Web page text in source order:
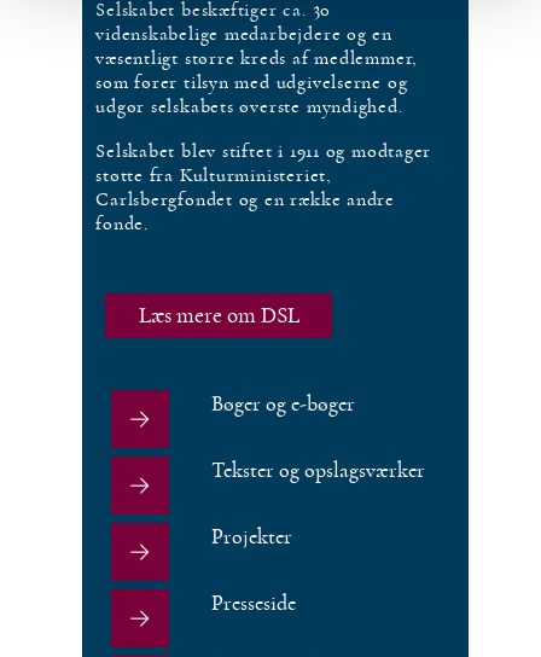
Selskabet beskæftiger ca. 30
videnskabelige medarbejdere og en
væsentligt større kreds af medlemmer,
som fører tilsyn med udgivelserne og
udgør selskabets øverste myndighed.
Selskabet blev stiftet i 1911 og modtager
støtte fra Kulturministeriet,
Carlsbergfondet og en række andre
fonde.
Læs mere om DSL
Bøger og e-bøger
Tekster og opslagsværker
Projekter
Presseside